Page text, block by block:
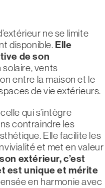
ne se limite
disponible. Elle
de son
solaire, vents
entre la maison et le
de vie extérieurs.
qui s’intègre
contraindre les
Elle facilite les
et met en valeur
extérieur, c’est
est unique et mérite
en harmonie avec